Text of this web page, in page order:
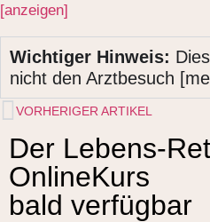
[anzeigen]
Wichtiger Hinweis:
nicht den Arztbesuch
VORHERIGER ARTIKEL
Der Lebens-
OnlineKurs
bald verfügbar